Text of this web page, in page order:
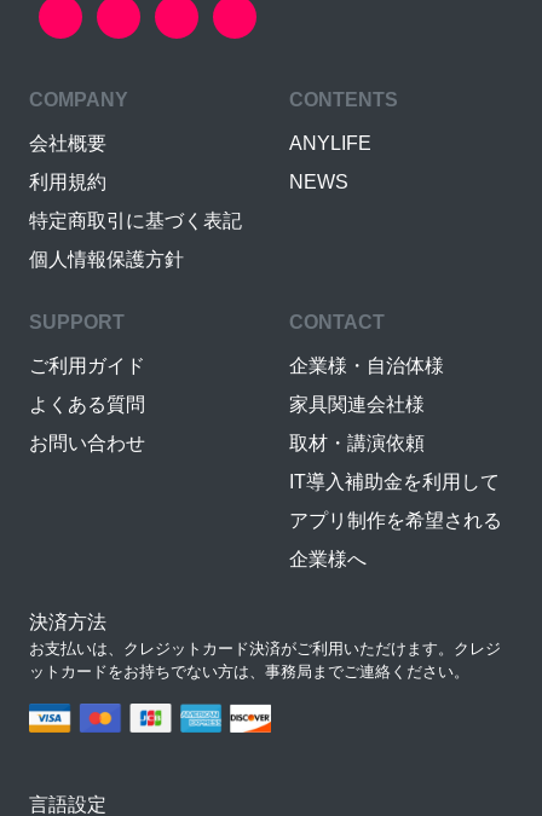
COMPANY
会社概要
利用規約
特定商取引に基づく表記
個人情報保護方針
CONTENTS
ANYLIFE
NEWS
SUPPORT
ご利用ガイド
よくある質問
お問い合わせ
CONTACT
企業様・自治体様
家具関連会社様
取材・講演依頼
IT導入補助金を利用して
アプリ制作を希望される
企業様へ
決済方法
お支払いは、クレジットカード決済がご利用いただけます。クレジ
ットカードをお持ちでない方は、事務局までご連絡ください。
言語設定